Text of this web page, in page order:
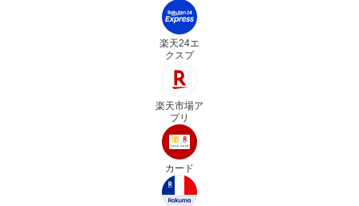
楽天24エ
クスプ
楽天市場ア
プリ
カード